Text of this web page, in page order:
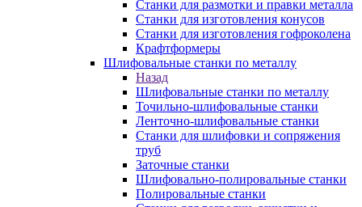
Станки для размотки и правки металла
Станки для изготовления конусов
Станки для изготовления гофроколена
Крафтформеры
Шлифовальные станки по металлу
Назад
Шлифовальные станки по металлу
Точильно-шлифовальные станки
Ленточно-шлифовальные станки
Станки для шлифовки и сопряжения
труб
Заточные станки
Шлифовально-полировальные станки
Полировальные станки